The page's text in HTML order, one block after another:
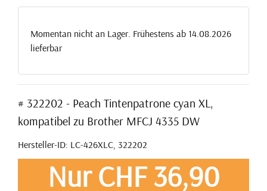
Momentan nicht an Lager. Frühestens ab 14.08.2026
lieferbar
# 322202 - Peach Tintenpatrone cyan XL,
kompatibel zu Brother MFCJ 4335 DW
Hersteller-ID: LC-426XLC, 322202
Nur CHF 36,90